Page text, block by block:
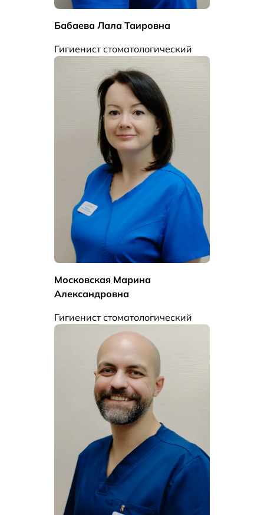
Бабаева Лала Таировна
Гигиенист стоматологический
Московская Марина
Александровна
Гигиенист стоматологический